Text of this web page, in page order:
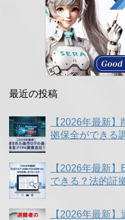
最近の投稿
【2026年最新
拠保全ができる
【2026年最新
できる？法的証
【2026年最新